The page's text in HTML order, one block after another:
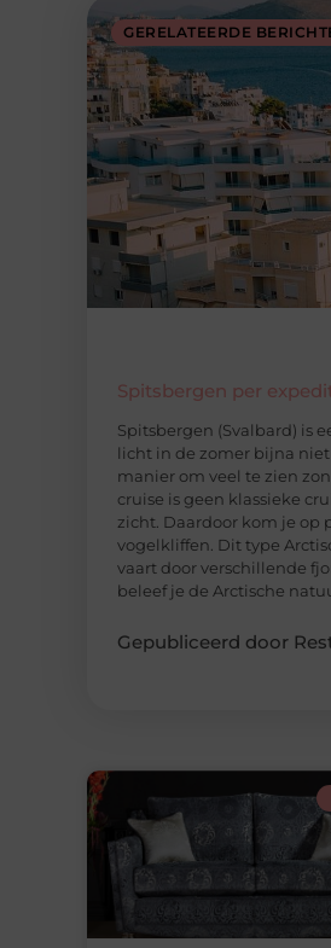
GERELATEERDE
Spitsbergen per
Spitsbergen (Svalbard) is
licht in de zomer bijna
manier om veel te zien
cruise is geen klassieke
zicht. Daardoor kom je op
vogelkliffen. Dit type
vaart door verschillende
beleef je de Arctische
Gepubliceerd door